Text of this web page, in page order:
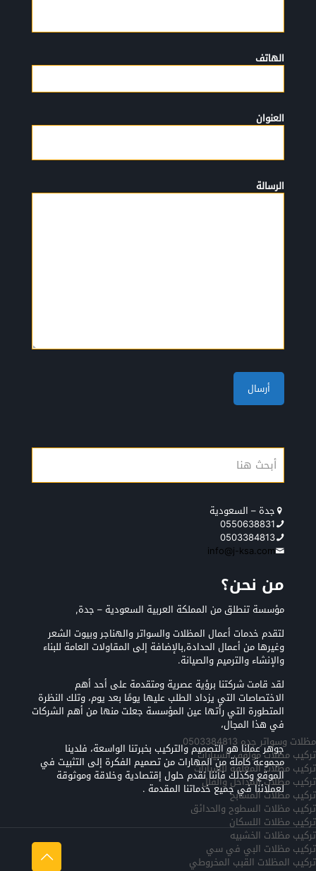
الهاتف
العنوان
الرسالة
جدة – السعودية
0550638831
0503384813
info@j-ksa.com
من نحن؟
مؤسسة تنطلق من المملكة العربية السعودية – جدة,
لتقدم خدمات أعمال المظلات والسواتر والهناجر وبيوت الشعر
وغيرها من أعمال الحدادة,بالإضافة إلى المقاولات العامة للبناء
والإنشاء والترميم والصيانة.
لقد قامت شركتنا برؤية عصرية ومتقدمة على أحد أهم
الاختصاصات التي يزداد الطلب عليها يومًا بعد يوم، وتلك النظرة
المتطورة التي رأتها عين المؤسسة جعلت منها من أهم الشركات
في هذا المجال،
جوهر عملنا هو التصميم والتركيب بخبرتنا الواسعة، فلدينا
مجموعة كاملة من المهارات من تصميم الفكرة إلى التثبيت في
الموقع وكذلك فأننا نقدم حلول إقتصادية وخلاقة وموثوقة
لعملائنا في جميع خدماتنا المقدمة .
مظلات وسواتر جده 0503384813
تركيب مظلات مواقف السيارات
تركيب مظلات المعلقه للسيارات
تركيب مظلات المداخل والفلل
تركيب مظلات المسابح
تركيب مظلات السطوح والحدائق
تركيب مظلات اللسكان
تركيب مظلات الخشبيه
تركيب مظلات البي في سي
تركيب المظلات القبب المخروطي